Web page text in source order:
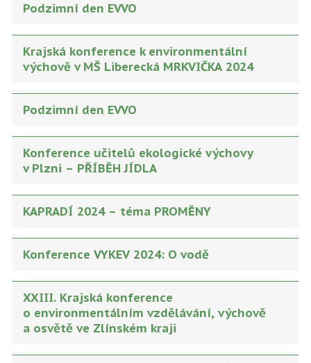
Podzimní den EVVO
Krajská konference k environmentální
výchově v MŠ Liberecká MRKVIČKA 2024
Podzimní den EVVO
Konference učitelů ekologické výchovy
v Plzni – PŘÍBĚH JÍDLA
KAPRADÍ 2024 – téma PROMĚNY
Konference VYKEV 2024: O vodě
XXIII. Krajská konference
o environmentálním vzdělávání, výchově
a osvětě ve Zlínském kraji